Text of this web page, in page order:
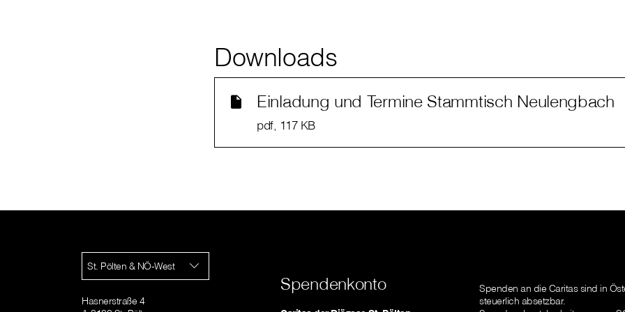
Downloads
Einladung und Termine Stammtisch Neulengbach
pdf, 117 KB
St. Pölten & NÖ-West
Hasnerstraße 4
Spendenkonto
Spenden an die Caritas sind in
steuerlich absetzbar.